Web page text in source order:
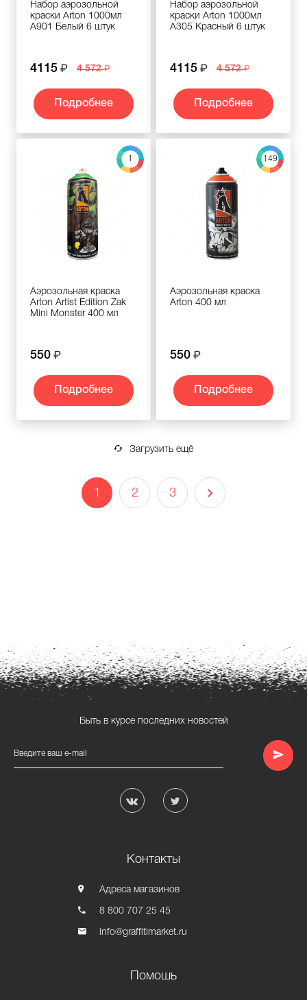
Набор аэрозольной
краски Arton 1000мл
A901 Белый 6 штук
4115 4 572
Подробнее
Набор аэрозольной
краски Arton 1000мл
A305 Красный 6 штук
4115 4 572
Подробнее
1
Аэрозольная краска
Arton Artist Edition Zak
Mini Monster 400 мл
550
Подробнее
149
Аэрозольная краска
Arton 400 мл
550
Подробнее
Загрузить ещё
1 2 3
Быть в курсе последних новостей
Введите ваш e-mail
Контакты
Адреса магазинов
8 800 707 25 45
info@graffitimarket.ru
Помошь